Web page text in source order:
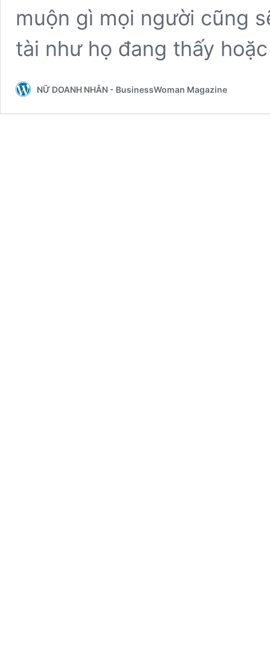
muộn gì mọi người cũng
tài như họ đang thấy
NỮ DOANH NHÂN - BusinessWoman Magazine